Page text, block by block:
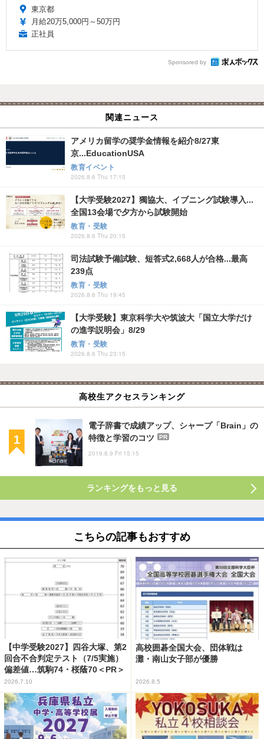
東京都
月給20万5,000円～50万円
正社員
Sponsored by
関連ニュース
アメリカ留学の奨学金情報を紹介8/27東
京...EducationUSA
教育イベント
2026.8.6 Thu 17:15
【大学受験2027】獨協大、イブニング試験導入...
全国13会場で夕方から試験開始
教育・受験
2026.8.6 Thu 20:15
司法試験予備試験、短答式2,668人が合格...最高
239点
教育・受験
2026.8.6 Thu 19:45
【大学受験】東京科学大や筑波大「国立大学だけ
の進学説明会」8/29
教育・受験
2026.8.6 Thu 23:15
高校生アクセスランキング
電子辞書で成績アップ、シャープ「Brain」の
特徴と学習のコツ
PR
2019.8.9 Fri 15:15
ランキングをもっと見る
こちらの記事もおすすめ
【中学受験2027】四谷大塚、第2
回合不合判定テスト（7/5実施）
偏差値…筑駒74・桜蔭70＜PR＞
2026.7.10
高校囲碁全国大会、団体戦は
灘・南山女子部が優勝
2026.8.5